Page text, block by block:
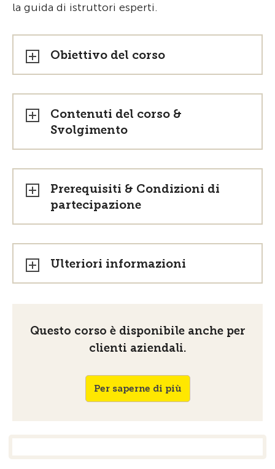
la guida di istruttori esperti.
Obiettivo del corso
Contenuti del corso &
Svolgimento
Prerequisiti & Condizioni di
partecipazione
Ulteriori informazioni
Questo corso è disponibile anche per
clienti aziendali.
Per saperne di più